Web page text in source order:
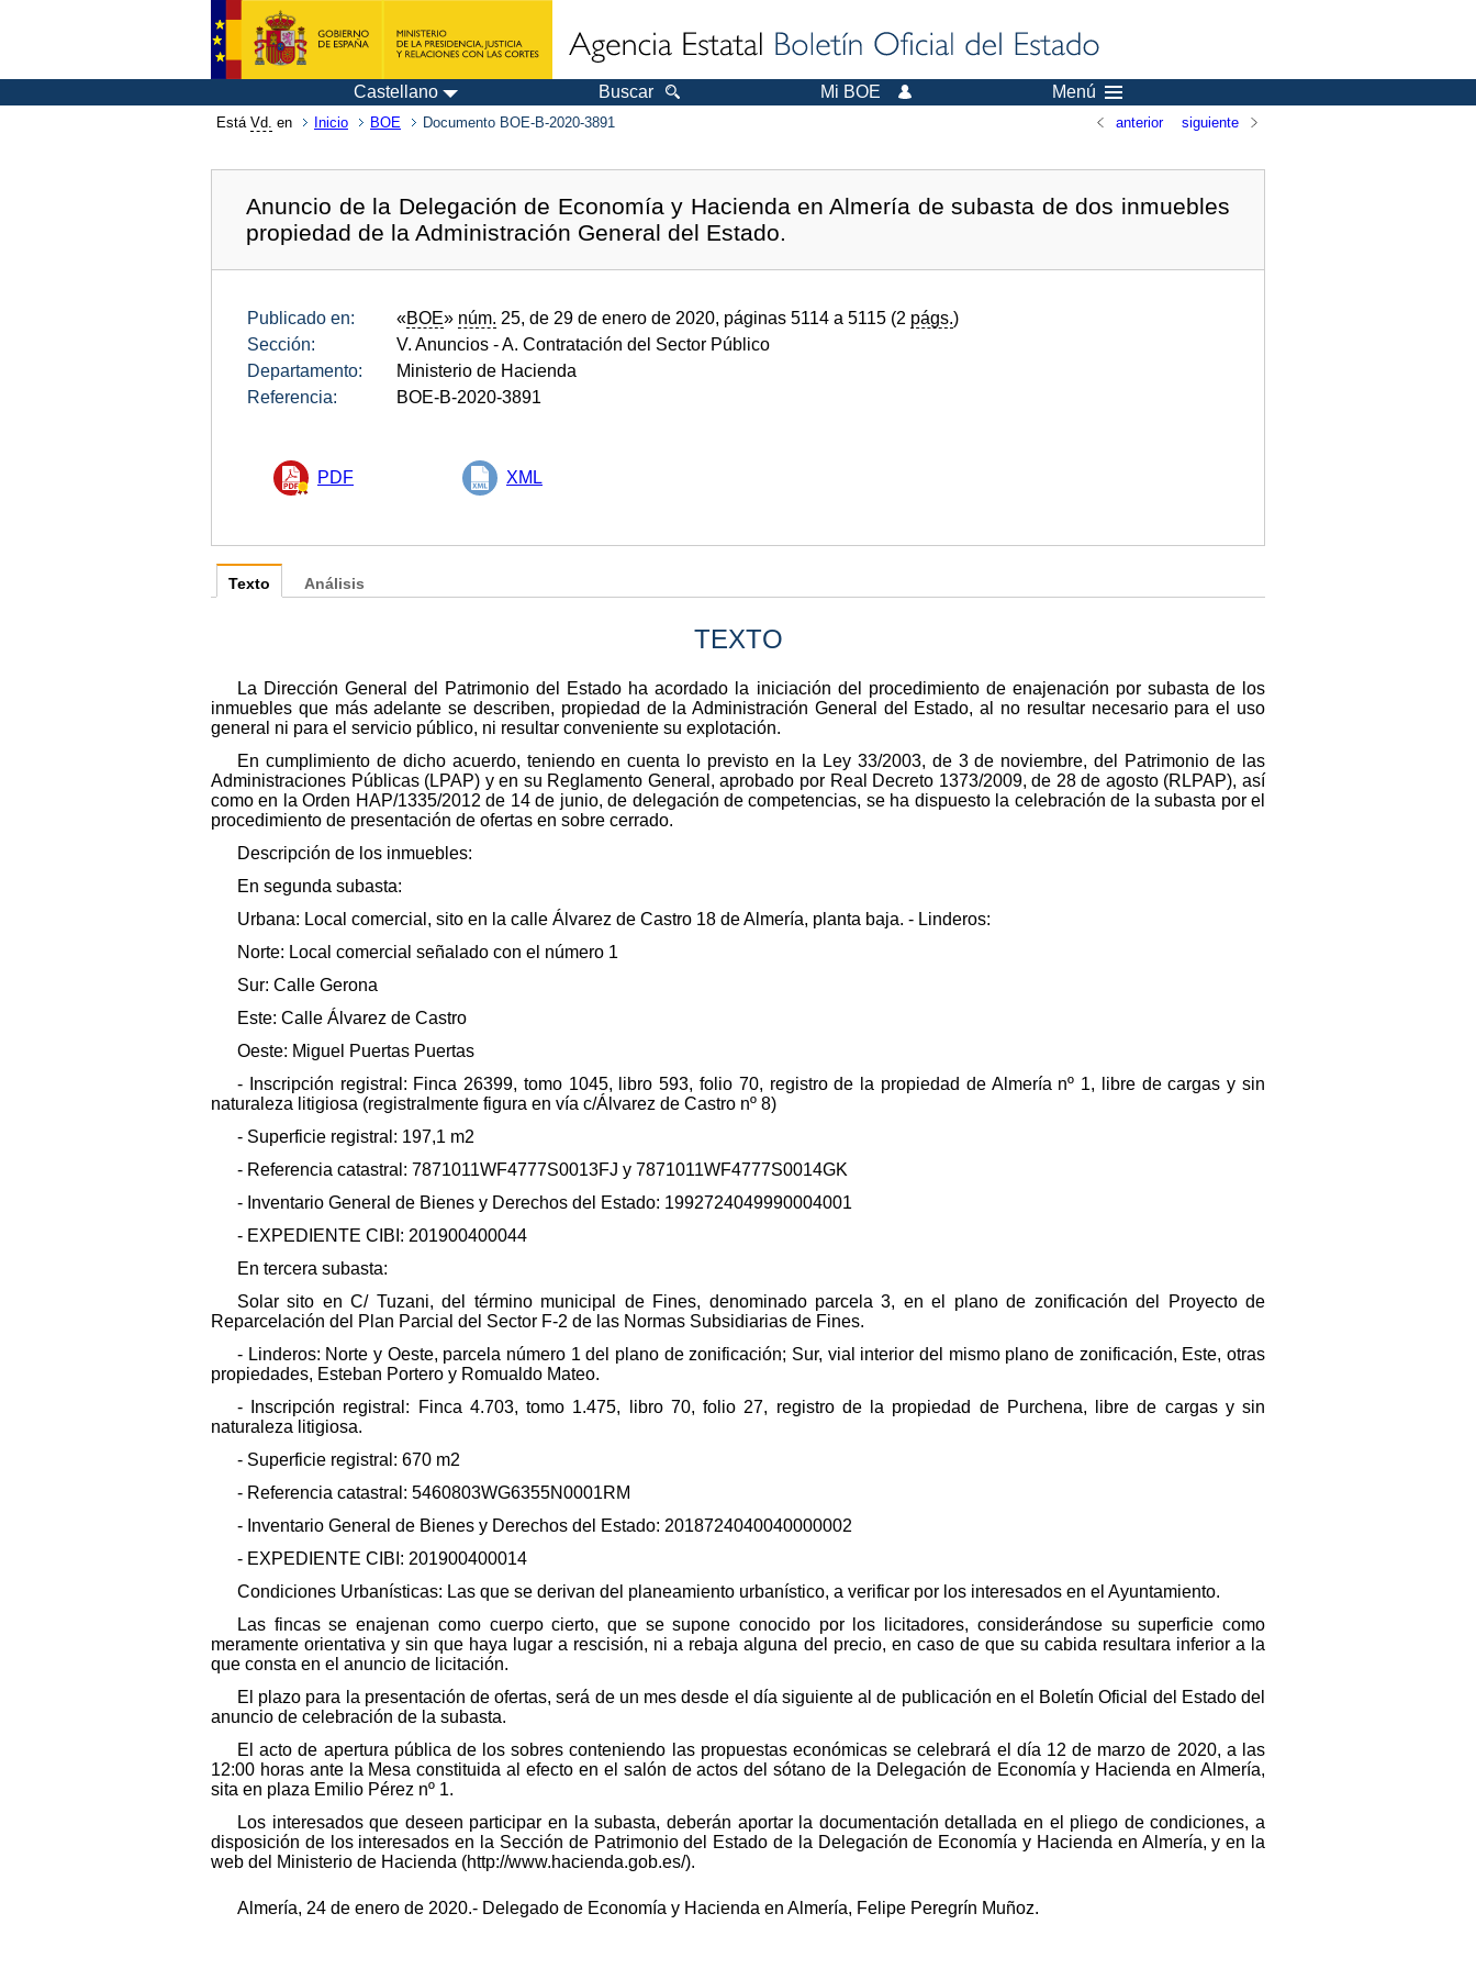
Castellano Buscar Mi BOE Menú
Está Vd. en Inicio BOE Documento BOE-B-2020-3891 anterior siguiente
Anuncio de la Delegación de Economía y Hacienda en Almería de subasta de dos inmuebles
propiedad de la Administración General del Estado.
Publicado en: «BOE» núm. 25, de 29 de enero de 2020, páginas 5114 a 5115 (2 págs.)
Sección:
V. Anuncios - A. Contratación del Sector Público
Departamento:
Ministerio de Hacienda
Referencia:
BOE-B-2020-3891
PDF XML
Texto
TEXTO
La Dirección General del Patrimonio del Estado ha acordado la iniciación del procedimiento de enajenación por subasta de los
inmuebles que más adelante se describen, propiedad de la Administración General del Estado, al no resultar necesario para el uso
general ni para el servicio público, ni resultar conveniente su explotación.
En cumplimiento de dicho acuerdo, teniendo en cuenta lo previsto en la Ley 33/2003, de 3 de noviembre, del Patrimonio de las
Administraciones Públicas (LPAP) y en su Reglamento General, aprobado por Real Decreto 1373/2009, de 28 de agosto (RLPAP), así
como en la Orden HAP/1335/2012 de 14 de junio, de delegación de competencias, se ha dispuesto la celebración de la subasta por el
procedimiento de presentación de ofertas en sobre cerrado.
Descripción de los inmuebles:
En segunda subasta:
Urbana: Local comercial, sito en la calle Álvarez de Castro 18 de Almería, planta baja. - Linderos:
Norte: Local comercial señalado con el número 1
Sur: Calle Gerona
Este: Calle Álvarez de Castro
Oeste: Miguel Puertas Puertas
- Inscripción registral: Finca 26399, tomo 1045, libro 593, folio 70, registro de la propiedad de Almería nº 1, libre de cargas y sin
naturaleza litigiosa (registralmente figura en vía c/Álvarez de Castro nº 8)
- Superficie registral: 197,1 m2
- Referencia catastral: 7871011WF4777S0013FJ y 7871011WF4777S0014GK
- Inventario General de Bienes y Derechos del Estado: 1992724049990004001
- EXPEDIENTE CIBI: 201900400044
En tercera subasta:
Solar sito en C/ Tuzani, del término municipal de Fines, denominado parcela 3, en el plano de zonificación del Proyecto de
Reparcelación del Plan Parcial del Sector F-2 de las Normas Subsidiarias de Fines.
- Linderos: Norte y Oeste, parcela número 1 del plano de zonificación; Sur, vial interior del mismo plano de zonificación, Este, otras
propiedades, Esteban Portero y Romualdo Mateo.
- Inscripción registral: Finca 4.703, tomo 1.475, libro 70, folio 27, registro de la propiedad de Purchena, libre de cargas y sin
naturaleza litigiosa.
- Superficie registral: 670 m2
- Referencia catastral: 5460803WG6355N0001RM
- Inventario General de Bienes y Derechos del Estado: 2018724040040000002
- EXPEDIENTE CIBI: 201900400014
Condiciones Urbanísticas: Las que se derivan del planeamiento urbanístico, a verificar por los interesados en el Ayuntamiento.
Las fincas se enajenan como cuerpo cierto, que se supone conocido por los licitadores, considerándose su superficie como
meramente orientativa y sin que haya lugar a rescisión, ni a rebaja alguna del precio, en caso de que su cabida resultara inferior a la
que consta en el anuncio de licitación.
El plazo para la presentación de ofertas, será de un mes desde el día siguiente al de publicación en el Boletín Oficial del Estado del
anuncio de celebración de la subasta.
El acto de apertura pública de los sobres conteniendo las propuestas económicas se celebrará el día 12 de marzo de 2020, a las
12:00 horas ante la Mesa constituida al efecto en el salón de actos del sótano de la Delegación de Economía y Hacienda en Almería,
sita en plaza Emilio Pérez nº 1.
Los interesados que deseen participar en la subasta, deberán aportar la documentación detallada en el pliego de condiciones, a
disposición de los interesados en la Sección de Patrimonio del Estado de la Delegación de Economía y Hacienda en Almería, y en la
web del Ministerio de Hacienda (http://www.hacienda.gob.es/).
Almería, 24 de enero de 2020.- Delegado de Economía y Hacienda en Almería, Felipe Peregrín Muñoz.
Análisis